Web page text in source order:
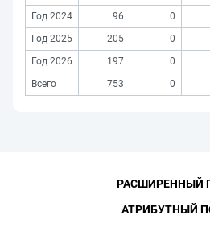
Год 2024
96 0
Год 2025
205 0
Год 2026
197 0
Всего
753 0
РАСШИРЕННЫЙ
АТРИБУТНЫЙ